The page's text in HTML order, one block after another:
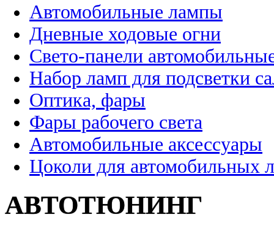
Автомобильные лампы
Дневные ходовые огни
Свето-панели
Набор ламп для подсветки
Оптика, фары
Фары рабочего света
Автомобильные аксессуары
Цоколи для автомобильных
АВТОТЮНИНГ